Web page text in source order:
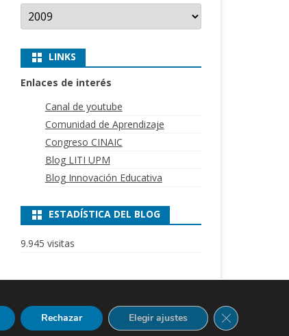
Categorías
LINKS
Enlaces de interés
Canal de youtube
Comunidad de Aprendizaje
Congreso CINAIC
Blog LITI UPM
Blog Innovación Educativa
ESTADÍSTICA DEL BLOG
9.945 visitas
Ribosomepor GalussoThemes.com
Funciona conWordPress
Rechazar Elegir ajustes Cerrar el